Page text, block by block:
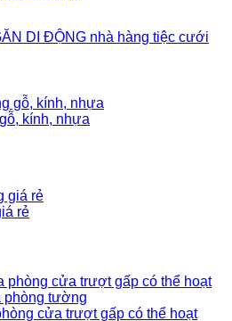
DI ĐỘNG nhà hàng tiệc cưới
kính, nhựa
rẻ
cửa trượt gấp có thể hoạt